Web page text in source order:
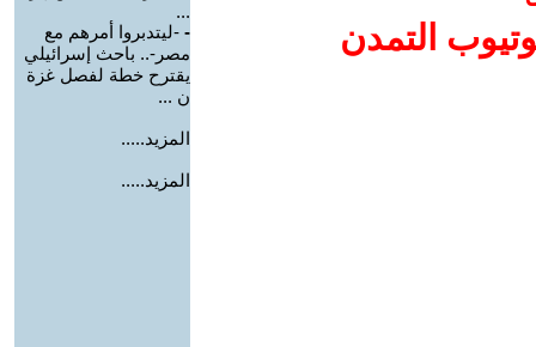
التمدن
...
- -ليتدبروا أمرهم مع
مصر-.. باحث إسرائيلي
يقترح خطة لفصل غزة
ن ...
المزيد.....
المزيد.....